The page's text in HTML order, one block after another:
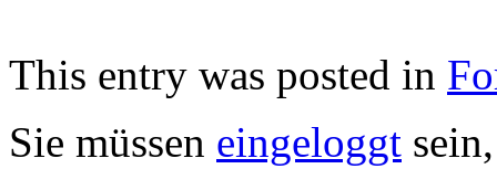
This entry was posted in
Sie müssen eingeloggt